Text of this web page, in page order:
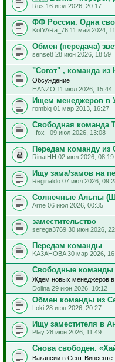
Rus 16 июл 2026, 20:17
ФФ России. Одна
KotYARa_76 11 май 2024,
Обмен (передача)
sense8 28 июн 2026, 18:59
"Согот" , команда
Обсуждение
HANZO 11 июл 2026, 15:44
Ищем менеджеров в
rombiq 01 мар 2013, 16:27
Свободная команда
_fox_ 09 июл 2026, 13:08
Передам команду из
RinatHH 02 июл 2026, 08:19
Ищу зама/замов на
Reginaldo 07 июл 2026,
Солнечные Альпы
Arne 06 июл 2026, 00:35
заместительство
serega3769 30 июн 2026,
Передам команды
KA3AHOBA 30 мар 2026,
Свободные
Ждем новых менеджеров
Dolina 29 июн 2026, 10:12
Обмен команды из
Loki 28 июн 2026, 20:27
Ищу заместителя в
Play 28 июн 2026, 11:49
Снова свободен.
Вакансии в Сент-Винсенте.